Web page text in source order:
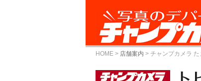
HOME > 店舗案内 > チャンプカメラ